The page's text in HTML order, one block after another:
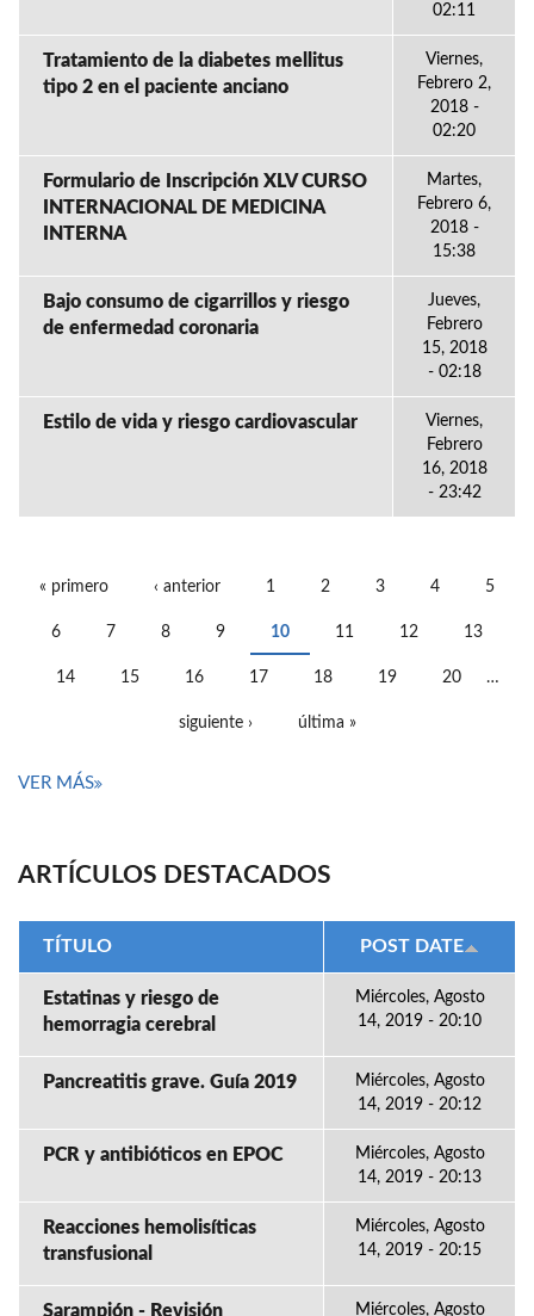
02:11
Tratamiento de la diabetes mellitus
tipo 2 en el paciente anciano
Viernes,
Febrero 2,
2018 -
02:20
Formulario de Inscripción XLV CURSO
INTERNACIONAL DE MEDICINA
INTERNA
Martes,
Febrero 6,
2018 -
15:38
Bajo consumo de cigarrillos y riesgo
de enfermedad coronaria
Jueves,
Febrero
15, 2018
- 02:18
Estilo de vida y riesgo cardiovascular
Viernes,
Febrero
16, 2018
- 23:42
« primero ‹ anterior 1 2 3 4 5
6 7 8 9 10 11 12 13
14 15 16 17 18 19 20 …
siguiente › última »
VER MÁS
ARTÍCULOS DESTACADOS
TÍTULO POST DATE
Estatinas y riesgo de
hemorragia cerebral
Miércoles, Agosto
14, 2019 - 20:10
Pancreatitis grave. Guía 2019
Miércoles, Agosto
14, 2019 - 20:12
PCR y antibióticos en EPOC
Miércoles, Agosto
14, 2019 - 20:13
Reacciones hemolisíticas
transfusional
Miércoles, Agosto
14, 2019 - 20:15
Sarampión - Revisión Miércoles, Agosto